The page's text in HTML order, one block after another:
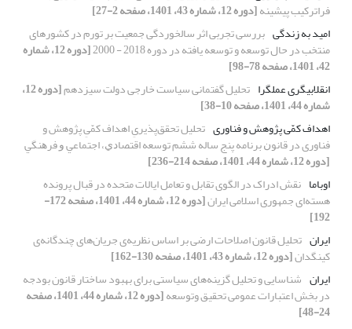
فرا‌ترکیب پیشینه[دوره 12، شماره 43، 1401، صفحه 2-27]
امید به زندگی بررسی تجربی اثر سالخوردگی جمعیت بر تورم در کشورهای
منتخب در حال توسعه و توسعه یافته در دوره 2018 - 2000 [دوره 12، شماره
42، 1401، صفحه 78-98]
انقلابی‏‏گری عمل‏گرا تحلیل گفتمانی سیاست خارجی دولت سیزدهم [دوره 12،
شماره 44، 1401، صفحه 10-38]
اهداف کمّی پژوهش و فناوری تحلیل تحقق‌پذیریِ اهداف کمّیِ پژوهش و
فناوری در ﻗﺎﻧﻮﻥ ﺑﺮﻧﺎﻣﻪ پنج ساله ﺷﺸﻢ ﺗﻮﺳﻌﻪ ﺍﻗﺘﺼﺎﺩﻱ، ﺍﺟﺘﻤﺎﻋﻲ ﻭ ﻓﺮﻫﻨﮕﻲ
[دوره 12، شماره 44، 1401، صفحه 214-236]
اوباما نقش ادراک در الگوی تقابل و تعامل ایالات متحده در قبال پرونده
هسته‌ای جمهوری اسلامی ایران [دوره 12، شماره 44، 1401، صفحه 172-
192]
ایران تحلیل قانون اصلاحات ارضی بر اساس نظریه‌ی جریان‌های چند‌گانه‌ی
کینگدان[دوره 12، شماره 43، 1401، صفحه 130-162]
ایران شناسایی و تحلیل گزینه‌های سیاستی برای بهبود ساختار قانون بودجه
در بخش اعتبارات عمومی تحقیق ‏وتوسعه [دوره 12، شماره 44، 1401، صفحه
24-48]